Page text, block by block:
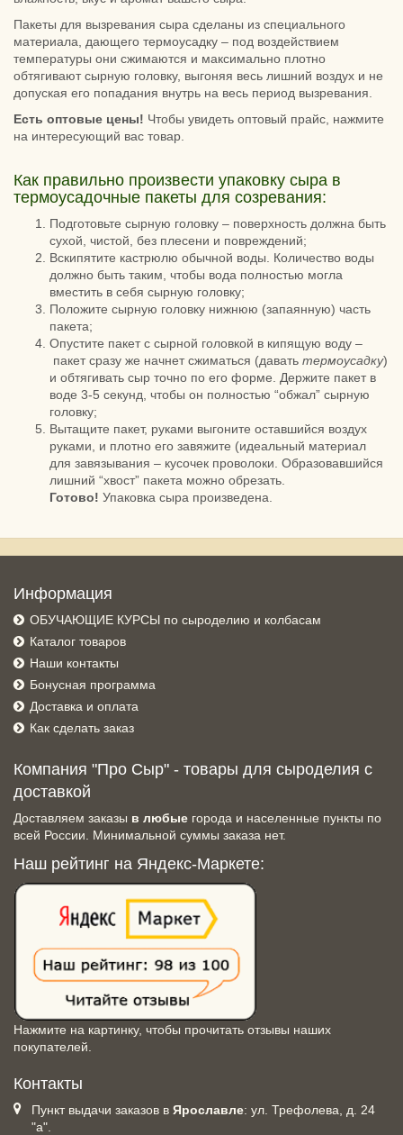
Пакеты для вызревания сыра сделаны из специального
материала, дающего термоусадку – под воздействием
температуры они сжимаются и максимально плотно
обтягивают сырную головку, выгоняя весь лишний воздух и не
допуская его попадания внутрь на весь период вызревания.
Есть оптовые цены! Чтобы увидеть оптовый прайс, нажмите
на интересующий вас товар.
Как правильно произвести упаковку сыра в
термоусадочные пакеты для созревания:
Подготовьте сырную головку – поверхность должна быть
сухой, чистой, без плесени и повреждений;
Вскипятите кастрюлю обычной воды. Количество воды
должно быть таким, чтобы вода полностью могла
вместить в себя сырную головку;
Положите сырную головку нижнюю (запаянную) часть
пакета;
Опустите пакет с сырной головкой в кипящую воду –
пакет сразу же начнет сжиматься (давать термоусадку)
и обтягивать сыр точно по его форме. Держите пакет в
воде 3-5 секунд, чтобы он полностью “обжал” сырную
головку;
Вытащите пакет, руками выгоните оставшийся воздух
руками, и плотно его завяжите (идеальный материал
для завязывания – кусочек проволоки. Образовавшийся
лишний “хвост” пакета можно обрезать.
Готово! Упаковка сыра произведена.
Информация
ОБУЧАЮЩИЕ КУРСЫ по сыроделию и колбасам
Каталог товаров
Наши контакты
Бонусная программа
Доставка и оплата
Как сделать заказ
Компания "Про Сыр" - товары для сыроделия с
доставкой
Доставляем заказы в любые города и населенные пункты по
всей России. Минимальной суммы заказа нет.
Наш рейтинг на Яндекс-Маркете:
Нажмите на картинку, чтобы прочитать отзывы наших
покупателей.
Контакты
Пункт выдачи заказов в Ярославле: ул. Трефолева, д. 24
"а".